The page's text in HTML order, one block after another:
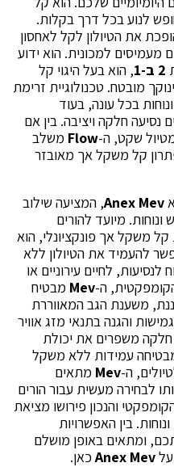
לנוע בכל דרך בקלות.
את הטיולון לקל לאחסון
למכונית. הוא ידוע
2 ב-1
, הוא בעל היגוי קל
מובטח. טכנולוגיית זרימת
בכל עונה, בעוד
נסיעה חלקה ויציבה. בין אם
שקט, ה-Flow משלב
קל משקל אך מאובזר
Anex Mev, המציעה שילוב
מיועד להורים
קל משקל אך פונקציונלי, הוא
להעמיד את הטיולון ללא
לחיים עירוניים או
ה-Mev מבטיח
משענת הגב המאווררת
והגנה בתנאי מזג אוויר
חלקה משפרים את יכולת
עמידות ללא משקל
ה-Mev מתאים
לבחירה מעשית עבור הורים
והנכון פירושו מציאת
בין האפשרויות
ומתאים באופן מושלם
Anex Mevכאן.